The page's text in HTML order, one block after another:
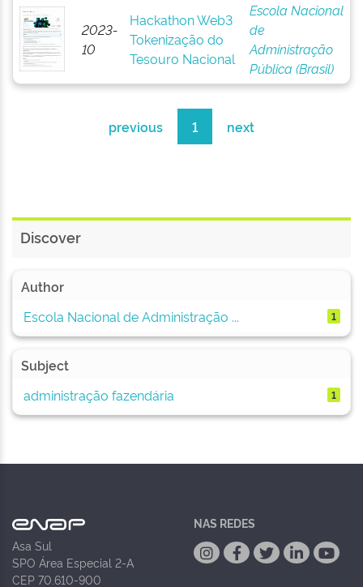
2023-
10
Hackathon Web3
Tokenização do
Tesouro Nacional
Escola Nacional
de
Administração
Pública (Brasil)
previous 1 next
Discover
Author
Escola Nacional de Administração ...
1
Subject
administração fazendária
1
Asa Sul
SPO Área Especial 2-A
CEP 70.610-900
NAS REDES